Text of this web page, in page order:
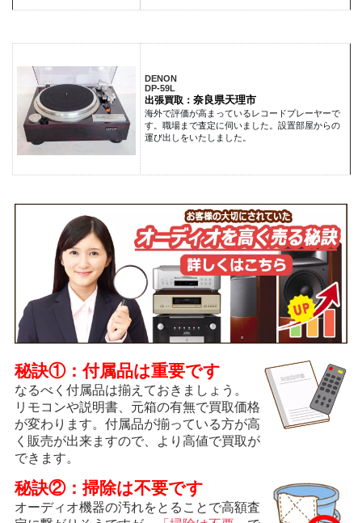
DENON
DP-59L
出張買取： 奈良県天理市
海外で評価が高まっているレコードプレーヤーで
す。職場まで査定に伺いました。設置部屋からの
運び出しをいたしました。
秘訣①：付属品は重要です
なるべく付属品は揃えておきましょう。
リモコンや説明書、元箱の有無で買取価格
が変わります。付属品が揃っている方が高
く販売が出来ますので、より高値で買取が
できます。
秘訣②：掃除は不要です
オーディオ機器の汚れをとることで高額査